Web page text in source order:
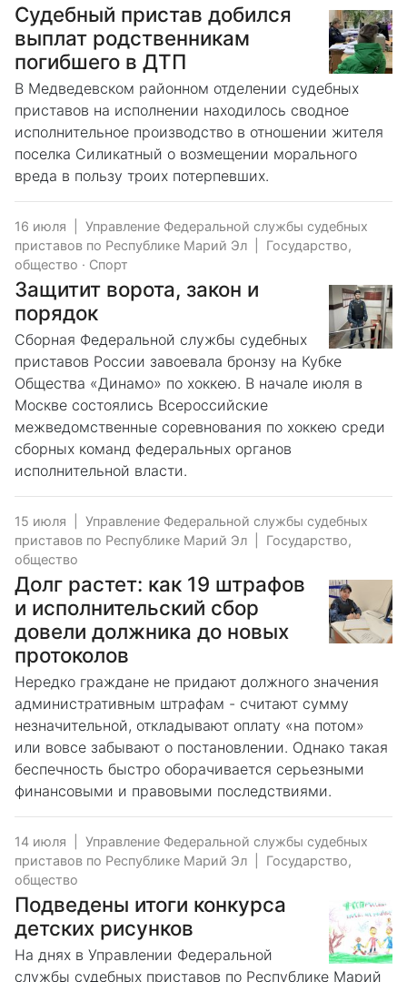
Судебный пристав добился
выплат родственникам
погибшего в ДТП
В Медведевском районном отделении судебных
приставов на исполнении находилось сводное
исполнительное производство в отношении жителя
поселка Силикатный о возмещении морального
вреда в пользу троих потерпевших.
16 июля
Управление Федеральной службы судебных
приставов по Республике Марий Эл
Государство,
общество · Спорт
Защитит ворота, закон и
порядок
Сборная Федеральной службы судебных
приставов России завоевала бронзу на Кубке
Общества «Динамо» по хоккею. В начале июля в
Москве состоялись Всероссийские
межведомственные соревнования по хоккею среди
сборных команд федеральных органов
исполнительной власти.
15 июля
Управление Федеральной службы судебных
приставов по Республике Марий Эл
Государство,
общество
Долг растет: как 19 штрафов
и исполнительский сбор
довели должника до новых
протоколов
Нередко граждане не придают должного значения
административным штрафам - считают сумму
незначительной, откладывают оплату «на потом»
или вовсе забывают о постановлении. Однако такая
беспечность быстро оборачивается серьезными
финансовыми и правовыми последствиями.
14 июля
Управление Федеральной службы судебных
приставов по Республике Марий Эл
Государство,
общество
Подведены итоги конкурса
детских рисунков
На днях в Управлении Федеральной
службы судебных приставов по Республике Марий